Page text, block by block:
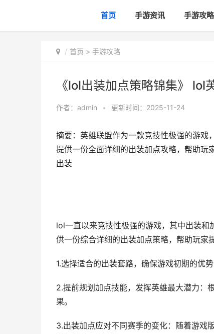
首页 手游资讯 手游攻略
首页 > 手游攻略
《lol出装加点策略锦集》 lol
作者： admin • 更新时间：2025-11-24
摘要：英雄联盟作为一款竞技性极强的游戏
提供一份全面详细的出装加点攻略，帮助
出装
lol一直以来竞技性极强的游戏，其中出装
供一份综合详细的出装加点策略，帮助玩家
1.选择适合的出装套路，确保游戏初期的优
2.提前规划加点技能，发挥英雄最大潜力：
果。
3.出装加点应对不同赛季的变化：随着游戏